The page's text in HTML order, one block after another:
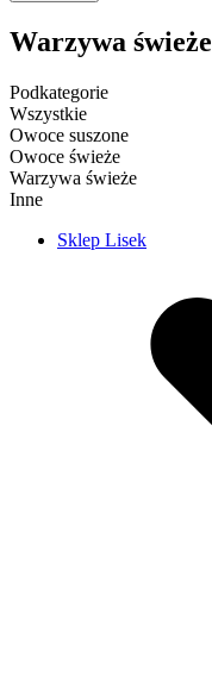
Warzywa świeże
Podkategorie
Wszystkie
Owoce suszone
Owoce świeże
Warzywa świeże
Inne
Sklep Lisek